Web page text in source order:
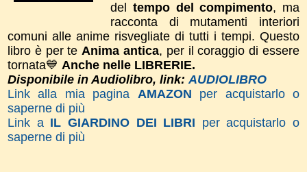
del tempo del compimento, ma
racconta di mutamenti interiori
comuni alle anime risvegliate di tutti i tempi. Questo
libro è per te Anima antica, per il coraggio di essere
tornata💙 Anche nelle LIBRERIE.
Disponibile in Audiolibro, link: AUDIOLIBRO
Link alla mia pagina AMAZON per acquistarlo o
saperne di più
Link a IL GIARDINO DEI LIBRI per acquistarlo o
saperne di più